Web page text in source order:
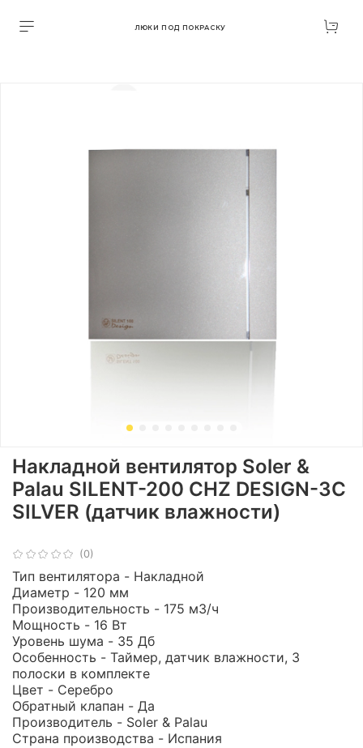
ЛЮКИ ПОД ПОКРАСКУ
(0)
Накладной вентилятор Soler &
Palau SILENT-200 CHZ DESIGN-3С
SILVER (датчик влажности)
Тип вентилятора - Накладной
Диаметр - 120 мм
Производительность - 175 м3/ч
Мощность - 16 Вт
Уровень шума - 35 Дб
Особенность - Таймер, датчик влажности, 3
полоски в комплекте
Цвет - Серебро
Обратный клапан - Да
Производитель - Soler & Palau
Страна производства - Испания